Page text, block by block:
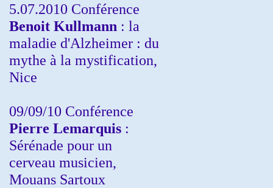
5.07.2010 Conférence
Benoit Kullmann : la
maladie d'Alzheimer : du
mythe à la mystification,
Nice
09/09/10 Conférence
Pierre Lemarquis :
Sérénade pour un
cerveau musicien,
Mouans Sartoux